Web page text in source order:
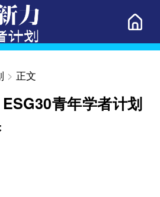
> 正文
ESG30青年学者计划